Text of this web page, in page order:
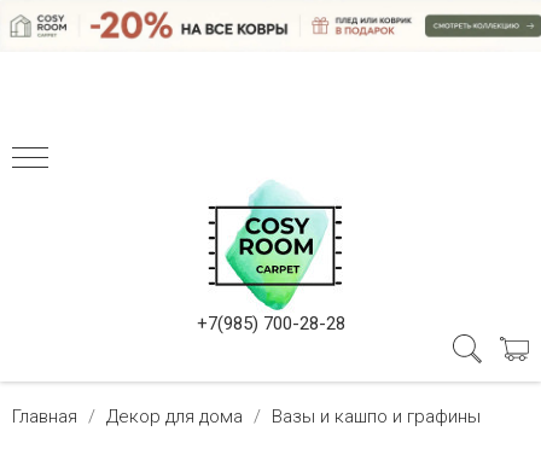
+7(985) 700-28-28
Главная Декор для дома Вазы и кашпо и графины